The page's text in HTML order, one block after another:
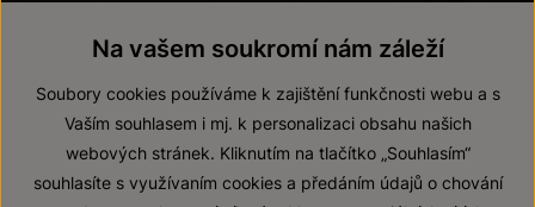
© 2026 ZNOVÍN ZNOJMO, a. s.
Na vašem soukromí nám záleží
Soubory cookies používáme k zajištění funkčnosti webu a s
Vaším souhlasem i mj. k personalizaci obsahu našich
webových stránek. Kliknutím na tlačítko „Souhlasím“
souhlasíte s využívaním cookies a předáním údajů o chování